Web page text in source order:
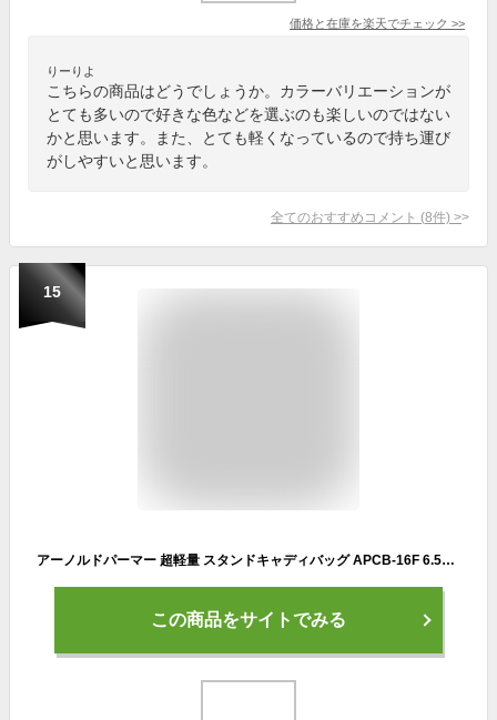
価格と在庫を楽天でチェック >>
りーりよ
こちらの商品はどうでしょうか。カラーバリエーションが
とても多いので好きな色などを選ぶのも楽しいのではない
かと思います。また、とても軽くなっているので持ち運び
がしやすいと思います。
全てのおすすめコメント (8件) >
15
アーノルドパーマー 超軽量 スタンドキャディバッグ APCB-16F 6.5型 スタンド式 ゴルフバッグ (ネイビー)【軽量】【Arnold Palmer】【アーノルド・パーマー】【パーマー】
この商品をサイトでみる